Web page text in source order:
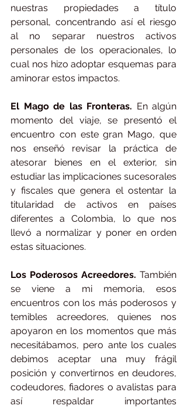
nuestras propiedades a título
personal, concentrando así el riesgo
al no separar nuestros activos
personales de los operacionales, lo
cual nos hizo adoptar esquemas para
aminorar estos impactos.
El Mago de las Fronteras. En algún
momento del viaje, se presentó el
encuentro con este gran Mago, que
nos enseñó revisar la práctica de
atesorar bienes en el exterior, sin
estudiar las implicaciones sucesorales
y fiscales que genera el ostentar la
titularidad de activos en países
diferentes a Colombia, lo que nos
llevó a normalizar y poner en orden
estas situaciones.
Los Poderosos Acreedores. También
se viene a mi memoria, esos
encuentros con los más poderosos y
temibles acreedores, quienes nos
apoyaron en los momentos que más
necesitábamos, pero ante los cuales
debimos aceptar una muy frágil
posición y convertirnos en deudores,
codeudores, fiadores o avalistas para
así respaldar importantes